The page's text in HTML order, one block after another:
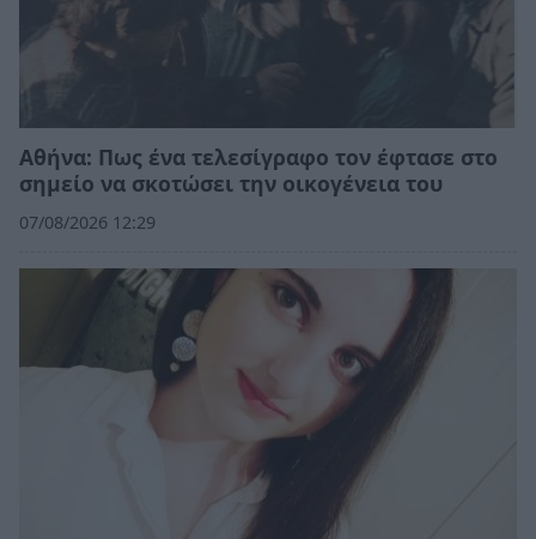
Αθήνα: Πως ένα τελεσίγραφο τον έφτασε στο
σημείο να σκοτώσει την οικογένεια του
07/08/2026 12:29